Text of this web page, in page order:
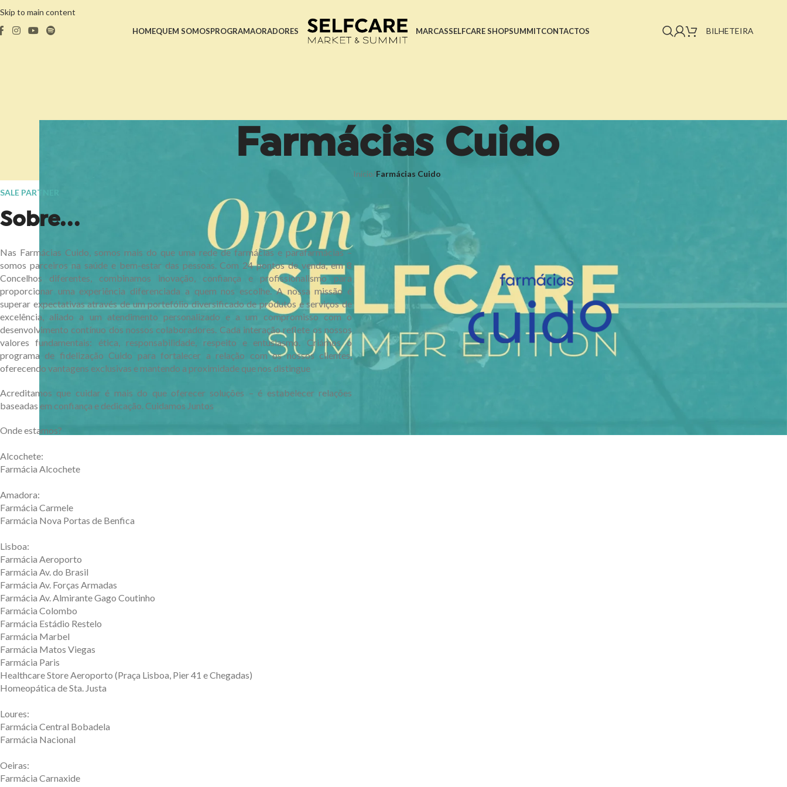
Skip to main content
HOMEQUEM SOMOSPROGRAMAORADORES MARCASSELFCARE SHOPSUMMITCONTACTOS BILHETEIRA
Farmácias Cuido
Início/Farmácias Cuido
SALE PARTNER
Sobre...
Nas Farmácias Cuido, somos mais do que uma rede de farmácias e parafarmácias –
somos parceiros na saúde e bem-estar das pessoas. Com 24 pontos de venda, em 8
Concelhos diferentes, combinamos inovação, confiança e profissionalismo para
proporcionar uma experiência diferenciada a quem nos escolhe. A nossa missão é
superar expectativas através de um portefólio diversificado de produtos e serviços de
excelência, aliado a um atendimento personalizado e a um compromisso com o
desenvolvimento contínuo dos nossos colaboradores. Cada interação reflete os nossos
valores fundamentais: ética, responsabilidade, respeito e entusiasmo. Criámos o
programa de fidelização Cuido para fortalecer a relação com os nossos clientes,
oferecendo vantagens exclusivas e mantendo a proximidade que nos distingue
Acreditamos que cuidar é mais do que oferecer soluções – é estabelecer relações
baseadas em confiança e dedicação. Cuidamos Juntos
Onde estamos?
Alcochete:
Farmácia Alcochete
Amadora:
Farmácia Carmele
Farmácia Nova Portas de Benfica
Lisboa:
Farmácia Aeroporto
Farmácia Av. do Brasil
Farmácia Av. Forças Armadas
Farmácia Av. Almirante Gago Coutinho
Farmácia Colombo
Farmácia Estádio Restelo
Farmácia Marbel
Farmácia Matos Viegas
Farmácia Paris
Healthcare Store Aeroporto (Praça Lisboa, Pier 41 e Chegadas)
Homeopática de Sta. Justa
Loures:
Farmácia Central Bobadela
Farmácia Nacional
Oeiras:
Farmácia Carnaxide